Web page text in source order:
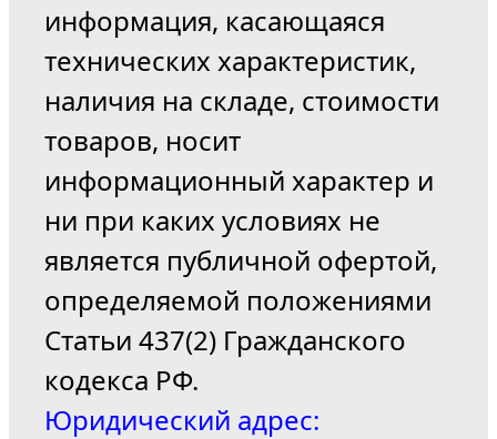
информация, касающаяся
технических характеристик,
наличия на складе, стоимости
товаров, носит
информационный характер и
ни при каких условиях не
является публичной офертой,
определяемой положениями
Статьи 437(2) Гражданского
кодекса РФ.
Юридический адрес: